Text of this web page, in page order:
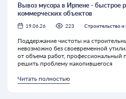
Вывоз мусора в Ирпене - быстрое
коммерческих объектов
19.06.26 223 Строительство
Поддержание чистоты на
невозможно без своевременной
от объема работ, профессиональный
решить проблему накопившегося
Читать полностью